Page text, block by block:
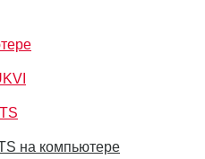
на компьютере